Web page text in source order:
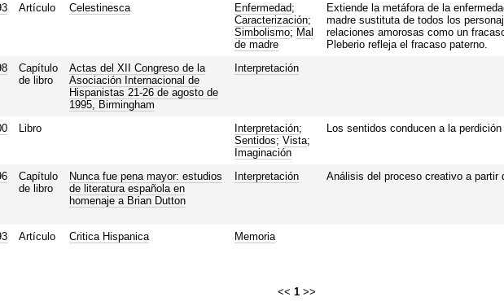
Artículo Celestinesca Enfermedad;
Caracterización;
Simbolismo; Mal
de madre
Extiende la metáfora de la
madre sustituta de todos los
relaciones amorosas como un
Pleberio refleja el fracaso paterno.
Capítulo
de libro
Actas del XII Congreso de la
Asociación Internacional de
Hispanistas 21-26 de agosto de
1995, Birmingham
Interpretación
Libro Interpretación;
Sentidos; Vista;
Imaginación
Los sentidos conducen a la
Capítulo
de libro
Nunca fue pena mayor: estudios
de literatura española en
homenaje a Brian Dutton
Interpretación Análisis del proceso creativo a partir
Artículo Critica Hispanica Memoria
<< 1 >>